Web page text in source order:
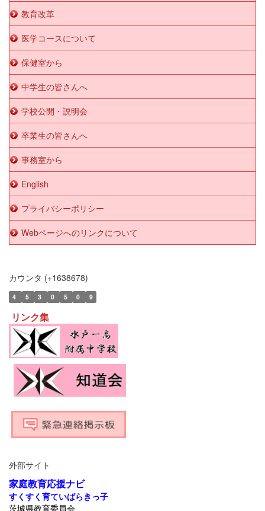
教育改革
医学コースについて
保健室から
中学生の皆さんへ
学校公開・説明会
卒業生の皆さんへ
事務室から
English
プライバシーポリシー
Webページへのリンクについて
カウンタ (+1638678)
4 5 3 0 5 0 9
リンク集
外部サイト
家庭教育応援ナビ
すくすく育ていばらきっ子
茨城県教育委員会